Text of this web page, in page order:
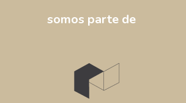
somos parte de